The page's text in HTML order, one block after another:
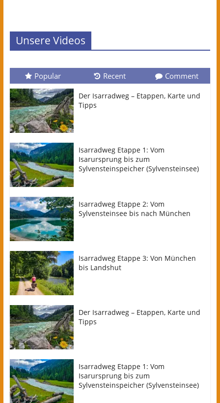
Unsere Videos
Popular Recent Comment
Der Isarradweg – Etappen, Karte und
Tipps
Isarradweg Etappe 1: Vom
Isarursprung bis zum
Sylvensteinspeicher (Sylvensteinsee)
Isarradweg Etappe 2: Vom
Sylvensteinsee bis nach München
Isarradweg Etappe 3: Von München
bis Landshut
Der Isarradweg – Etappen, Karte und
Tipps
Isarradweg Etappe 1: Vom
Isarursprung bis zum
Sylvensteinspeicher (Sylvensteinsee)